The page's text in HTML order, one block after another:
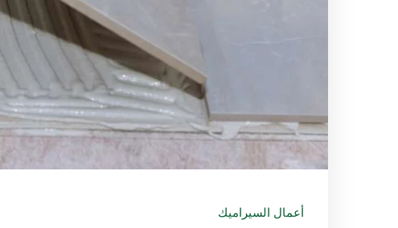
أعمال السيراميك